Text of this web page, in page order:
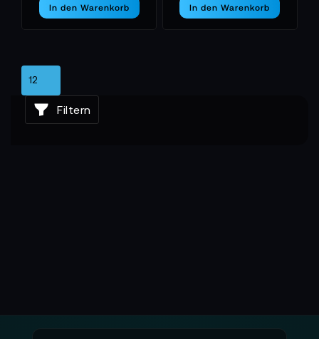
In den Warenkorb In den Warenkorb
Filtern